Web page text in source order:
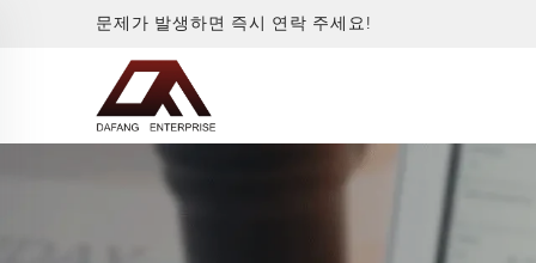
문제가 발생하면 즉시 연락 주세요!